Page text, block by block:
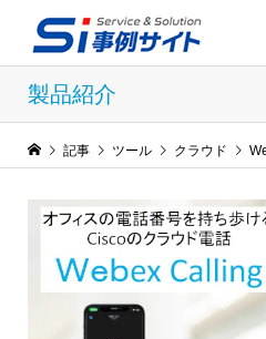
製品紹介
記事 ツール クラウド